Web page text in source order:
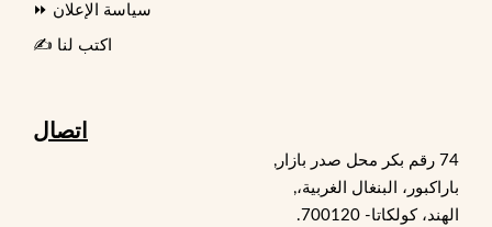
⏩ سياسة الإعلان
✍️ اكتب لنا
اتصال
74 رقم بكر محل صدر بازار,
باراكبور، البنغال الغربية،,
الهند، كولكاتا- 700120.